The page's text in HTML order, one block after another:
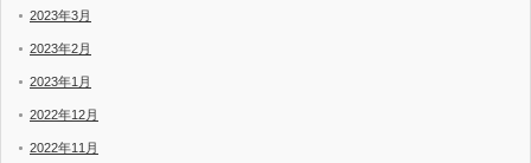
2023年3月
2023年2月
2023年1月
2022年12月
2022年11月